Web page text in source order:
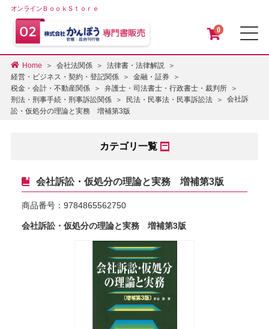
オンラインＢｏｏｋＳｔｏｒｅ
0
Home 会社法関係
法律書・法律解説
経営・ビジネス・契約・登記関係
金融・証券
税金・会計・不動産関係
弁護士・司法書士・行政書士・裁判所
刑法・刑事手続・刑事訴訟関係
民法・民事法・民事訴訟法
会社訴
訟・仮処分の理論と実務 増補第3版
カテゴリ一覧
会社訴訟・仮処分の理論と実務 増補第3版
商品番号： 9784865562750
会社訴訟・仮処分の理論と実務 増補第3版